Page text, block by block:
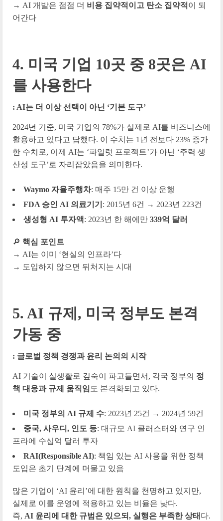
→ AI 개발은 점점 더 비용 집약적이고 탄소 집약적 이 되
어간다
4. 미국 기업 10곳 중 8곳은 AI
를 사용한다
: AI는 더 이상 선택이 아닌 ‘기본 도구’
2024년 기준, 미국 기업의 78%가 실제로 AI를 비즈니스에
활용하고 있다고 답했다. 이 수치는 1년 전보다 23% 증가
한 수치로, 이제 AI는 ‘파일럿 프로젝트’가 아닌 ‘주력 생
산성 도구’로 자리잡았음을 의미한다.
Waymo 자율주행차: 매주 15만 건 이상 운행
FDA 승인 AI 의료기기 : 2015년 6건 → 2023년 223건
생성형 AI 투자액: 2023년 한 해에만 339억 달러
🔎 핵심 포인트
→ AI는 이미 ‘현실의 인프라’다
→ 도입하지 않으면 뒤처지는 시대
5. AI 규제, 미국 정부도 본격
가동 중
: 글로벌 정책 경쟁과 윤리 논의의 시작
AI 기술이 실생활로 깊숙이 파고들면서, 각국 정부의 정
책 대응과 규제 움직임 도 본격화되고 있다.
미국 정부의 AI 규제 수: 2023년 25건 → 2024년 59건
중국, 사우디, 인도 등: 대규모 AI 클러스터와 연구 인
프라에 수십억 달러 투자
RAI(Responsible AI): 책임 있는 AI 사용을 위한 정책
도입은 초기 단계에 머물고 있음
많은 기업이 ‘AI 윤리’에 대한 원칙을 천명하고 있지만,
실제로 이를 운영에 적용하고 있는 비율은 낮다.
즉, AI 윤리에 대한 규범은 있으되, 실행은 부족한 상태 다.